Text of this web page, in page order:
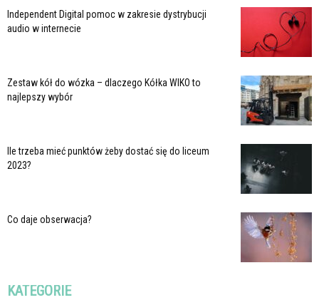
Independent Digital pomoc w zakresie dystrybucji
audio w internecie
Zestaw kół do wózka – dlaczego Kółka WIKO to
najlepszy wybór
Ile trzeba mieć punktów żeby dostać się do liceum
2023?
Co daje obserwacja?
KATEGORIE